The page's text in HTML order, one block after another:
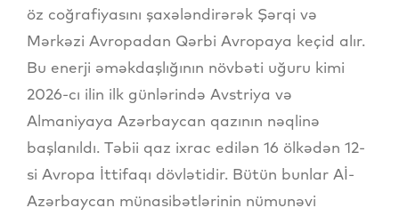
öz coğrafiyasını şaxələndirərək Şərqi və
Mərkəzi Avropadan Qərbi Avropaya keçid alır.
Bu enerji əməkdaşlığının növbəti uğuru kimi
2026-cı ilin ilk günlərində Avstriya və
Almaniyaya Azərbaycan qazının nəqlinə
başlanıldı. Təbii qaz ixrac edilən 16 ölkədən 12-
si Avropa İttifaqı dövlətidir. Bütün bunlar Aİ-
Azərbaycan münasibətlərinin nümunəvi